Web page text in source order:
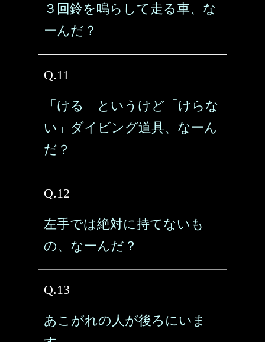
３回鈴を鳴らして走る車、な
ーんだ？
Q.11
「ける」というけど「けらな
い」ダイビング道具、なーん
だ？
Q.12
左手では絶対に持てないも
の、なーんだ？
Q.13
あこがれの人が後ろにいま